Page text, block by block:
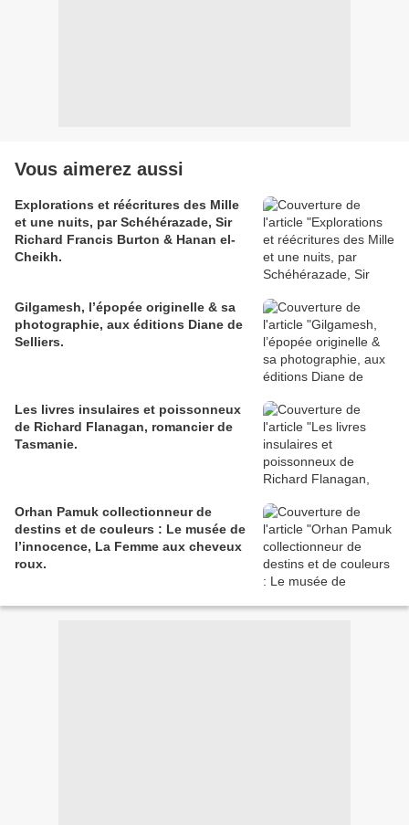
Vous aimerez aussi
Explorations et réécritures des Mille
et une nuits, par Schéhérazade, Sir
Richard Francis Burton & Hanan el-
Cheikh.
Gilgamesh, l’épopée originelle & sa
photographie, aux éditions Diane de
Selliers.
Les livres insulaires et poissonneux
de Richard Flanagan, romancier de
Tasmanie.
Orhan Pamuk collectionneur de
destins et de couleurs : Le musée de
l’innocence, La Femme aux cheveux
roux.